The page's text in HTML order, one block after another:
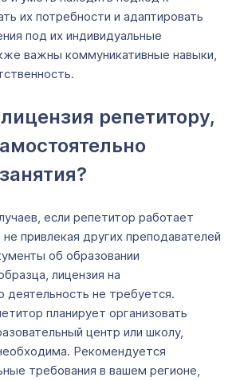
их потребности и адаптировать
под их индивидуальные
важны коммуникативные навыки,
репетитору,
если репетитор работает
привлекая других преподавателей
об образовании
лицензия на
деятельность не требуется.
планирует организовать
центр или школу,
Рекомендуется
требования в вашем регионе,